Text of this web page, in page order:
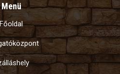
Menü
Főoldal